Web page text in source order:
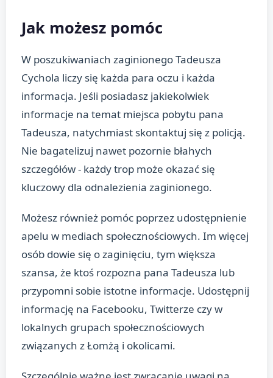
Jak możesz pomóc
W poszukiwaniach zaginionego Tadeusza
Cychola liczy się każda para oczu i każda
informacja. Jeśli posiadasz jakiekolwiek
informacje na temat miejsca pobytu pana
Tadeusza, natychmiast skontaktuj się z policją.
Nie bagatelizuj nawet pozornie błahych
szczegółów - każdy trop może okazać się
kluczowy dla odnalezienia zaginionego.
Możesz również pomóc poprzez udostępnienie
apelu w mediach społecznościowych. Im więcej
osób dowie się o zaginięciu, tym większa
szansa, że ktoś rozpozna pana Tadeusza lub
przypomni sobie istotne informacje. Udostępnij
informację na Facebooku, Twitterze czy w
lokalnych grupach społecznościowych
związanych z Łomżą i okolicami.